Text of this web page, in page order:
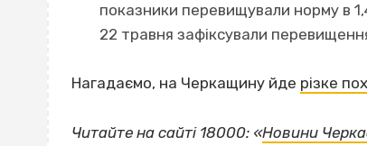
показники перевищували норму в
22 травня зафіксували
Нагадаємо, на Черкащину йде різке
Читайте на сайті 18000: «Новини